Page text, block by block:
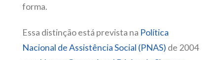
forma.
Essa distinção está prevista na Política
Nacional de Assistência Social (PNAS) de 2004